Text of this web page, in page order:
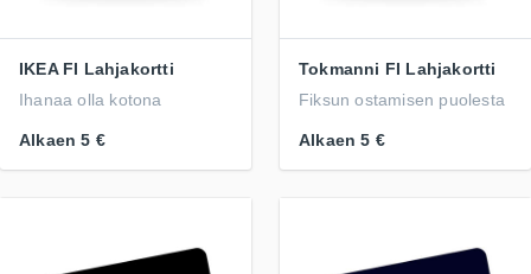
IKEA FI Lahjakortti
Ihanaa olla kotona
Alkaen 5 €
Tokmanni FI Lahjakortti
Fiksun ostamisen puolesta
Alkaen 5 €